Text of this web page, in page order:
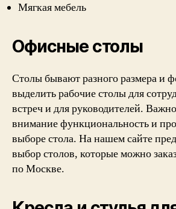
Мягкая мебель
Офисные столы
Столы бывают разного размера
выделить рабочие столы для
встреч и для руководителей.
внимание функциональность и
выборе стола. На нашем сайте
выбор столов, которые можно
по Москве.